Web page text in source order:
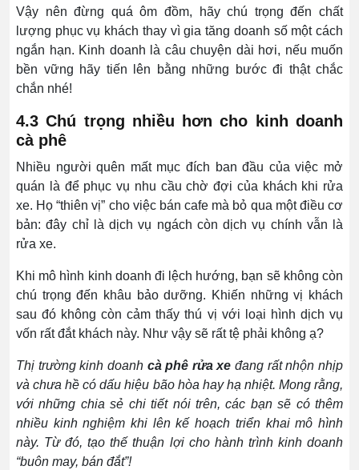
Vậy nên đừng quá ôm đồm, hãy chú trọng đến chất
lượng phục vụ khách thay vì gia tăng doanh số một cách
ngắn hạn. Kinh doanh là câu chuyện dài hơi, nếu muốn
bền vững hãy tiến lên bằng những bước đi thật chắc
chắn nhé!
4.3 Chú trọng nhiều hơn cho kinh doanh
cà phê
Nhiều người quên mất mục đích ban đầu của việc mở
quán là để phục vụ nhu cầu chờ đợi của khách khi rửa
xe. Họ “thiên vị” cho việc bán cafe mà bỏ qua một điều cơ
bản: đây chỉ là dịch vụ ngách còn dịch vụ chính vẫn là
rửa xe.
Khi mô hình kinh doanh đi lệch hướng, bạn sẽ không còn
chú trọng đến khâu bảo dưỡng. Khiến những vị khách
sau đó không còn cảm thấy thú vị với loại hình dịch vụ
vốn rất đắt khách này. Như vậy sẽ rất tệ phải không ạ?
Thị trường kinh doanh cà phê rửa xe đang rất nhộn nhịp
và chưa hề có dấu hiệu bão hòa hay hạ nhiệt. Mong rằng,
với những chia sẻ chi tiết nói trên, các bạn sẽ có thêm
nhiều kinh nghiệm khi lên kế hoạch triển khai mô hình
này. Từ đó, tạo thế thuận lợi cho hành trình kinh doanh
“buôn may, bán đắt”!